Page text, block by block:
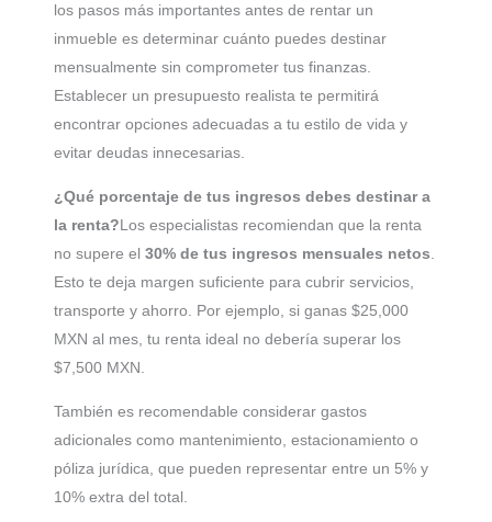
los pasos más importantes antes de rentar un
inmueble es determinar cuánto puedes destinar
mensualmente sin comprometer tus finanzas.
Establecer un presupuesto realista te permitirá
encontrar opciones adecuadas a tu estilo de vida y
evitar deudas innecesarias.
¿Qué porcentaje de tus ingresos debes destinar a
la renta?Los especialistas recomiendan que la renta
no supere el 30% de tus ingresos mensuales netos.
Esto te deja margen suficiente para cubrir servicios,
transporte y ahorro. Por ejemplo, si ganas $25,000
MXN al mes, tu renta ideal no debería superar los
$7,500 MXN.
También es recomendable considerar gastos
adicionales como mantenimiento, estacionamiento o
póliza jurídica, que pueden representar entre un 5% y
10% extra del total.